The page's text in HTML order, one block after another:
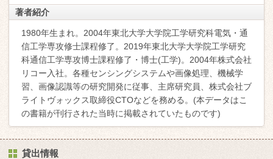
著者紹介
1980年生まれ。2004年東北大学大学院工学研究科電気・通
信工学専攻修士課程修了。2019年東北大学大学院工学研究
科通信工学専攻博士課程修了・博士(工学)。2004年株式会社
リコー入社。各種センシングシステムや画像処理、機械学
習、画像認識等の研究開発に従事、主席研究員、株式会社ブ
ライトヴォックス取締役CTOなどを務める。(本データはこ
の書籍が刊行された当時に掲載されていたものです)
貸出情報